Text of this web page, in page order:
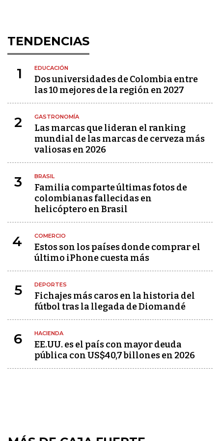
TENDENCIAS
1 EDUCACIÓN
Dos universidades de Colombia entre
las 10 mejores de la región en 2027
2 GASTRONOMÍA
Las marcas que lideran el ranking
mundial de las marcas de cerveza más
valiosas en 2026
3 BRASIL
Familia comparte últimas fotos de
colombianas fallecidas en
helicóptero en Brasil
4 COMERCIO
Estos son los países donde comprar el
último iPhone cuesta más
5 DEPORTES
Fichajes más caros en la historia del
fútbol tras la llegada de Diomandé
6 HACIENDA
EE.UU. es el país con mayor deuda
pública con US$40,7 billones en 2026